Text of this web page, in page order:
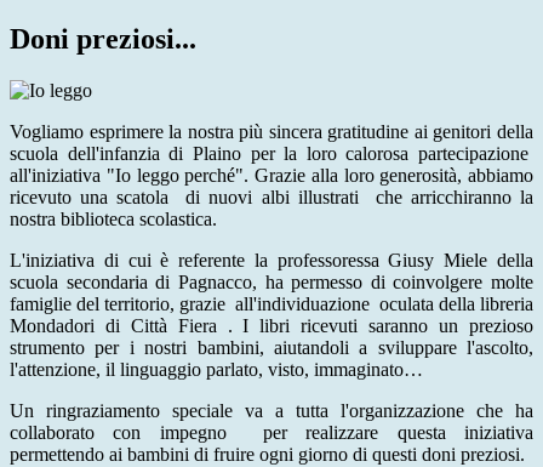
Doni preziosi...
Vogliamo esprimere la nostra più sincera gratitudine ai genitori della
scuola dell'infanzia di Plaino per la loro calorosa partecipazione
all'iniziativa "Io leggo perché". Grazie alla loro generosità, abbiamo
ricevuto una scatola di nuovi albi illustrati che arricchiranno la
nostra biblioteca scolastica.
L'iniziativa di cui è referente la professoressa Giusy Miele della
scuola secondaria di Pagnacco, ha permesso di coinvolgere molte
famiglie del territorio, grazie all'individuazione oculata della libreria
Mondadori di Città Fiera . I libri ricevuti saranno un prezioso
strumento per i nostri bambini, aiutandoli a sviluppare l'ascolto,
l'attenzione, il linguaggio parlato, visto, immaginato…
Un ringraziamento speciale va a tutta l'organizzazione che ha
collaborato con impegno per realizzare questa iniziativa
permettendo ai bambini di fruire ogni giorno di questi doni preziosi.